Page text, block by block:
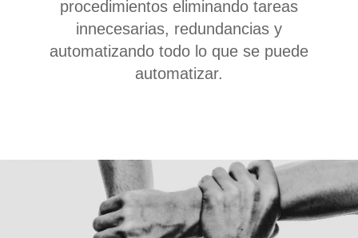
procedimientos eliminando tareas
innecesarias, redundancias y
automatizando todo lo que se puede
automatizar.